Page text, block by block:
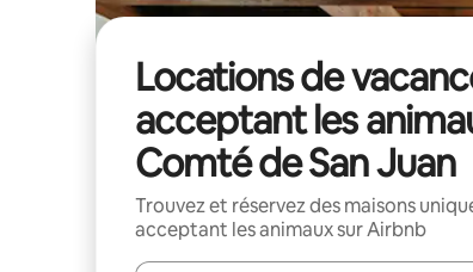
Locations de
acceptant les
Comté de San Juan
Trouvez et réservez des maisons
acceptant les animaux sur Airbnb